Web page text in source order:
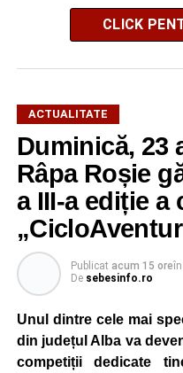
CLICK
ACTUALITATE
Duminică, 23
Râpa Roșie
a III-a ediție
Publicat acum 15 oreîn
De sebesinfo.ro
Unul dintre cele mai
din județul Alba va
competiții dedicate